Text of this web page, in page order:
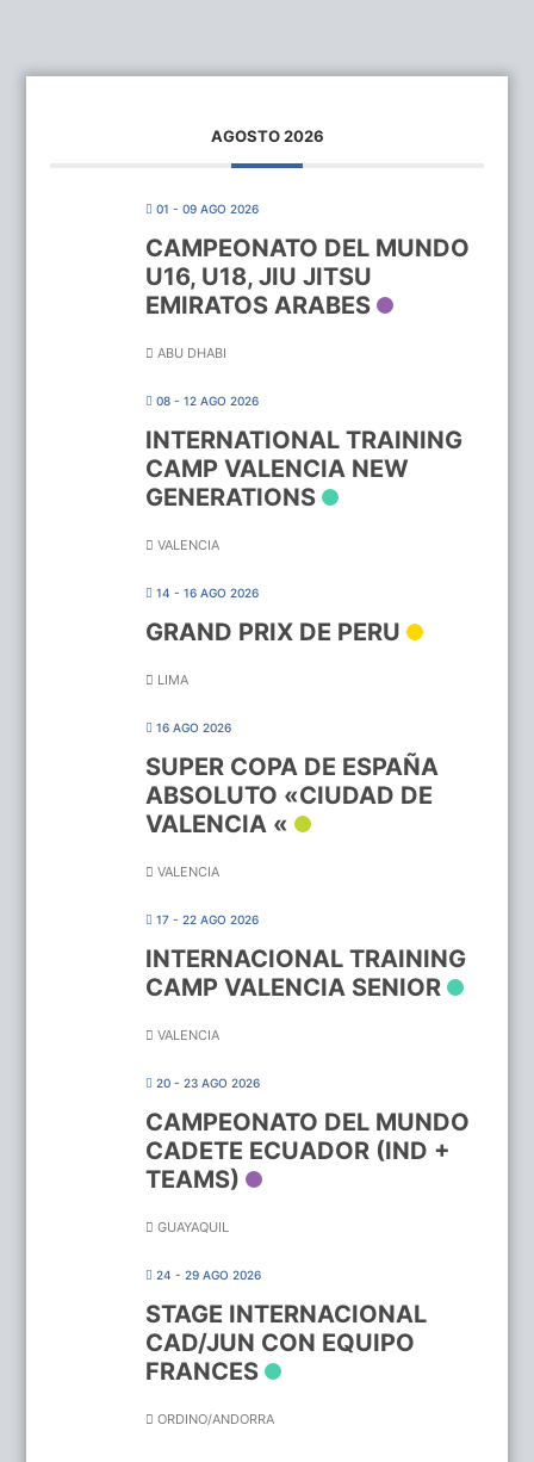
AGOSTO 2026
01 - 09 AGO 2026
CAMPEONATO DEL MUNDO
U16, U18, JIU JITSU
EMIRATOS ARABES
ABU DHABI
08 - 12 AGO 2026
INTERNATIONAL TRAINING
CAMP VALENCIA NEW
GENERATIONS
VALENCIA
14 - 16 AGO 2026
GRAND PRIX DE PERU
LIMA
16 AGO 2026
SUPER COPA DE ESPAÑA
ABSOLUTO «CIUDAD DE
VALENCIA «
VALENCIA
17 - 22 AGO 2026
INTERNACIONAL TRAINING
CAMP VALENCIA SENIOR
VALENCIA
20 - 23 AGO 2026
CAMPEONATO DEL MUNDO
CADETE ECUADOR (IND +
TEAMS)
GUAYAQUIL
24 - 29 AGO 2026
STAGE INTERNACIONAL
CAD/JUN CON EQUIPO
FRANCES
ORDINO/ANDORRA